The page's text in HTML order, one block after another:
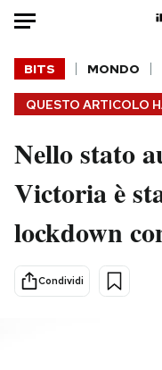
HOME
Italia
Politica
Tecnologia
Scienza
QUESTO ARTICOLO
BITS MONDO
Nello stato
Victoria è
lockdown
Condividi